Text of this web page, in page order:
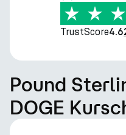
TrustScore4.6
Pound
DOGE